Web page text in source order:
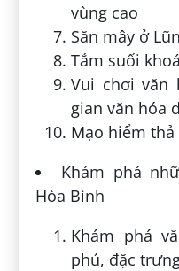
vùng cao
Săn mây ở
Tắm suối
Vui chơi văn
gian văn hóa
Mạo hiểm
Khám phá
Hòa Bình
Khám phá
phú, đặc